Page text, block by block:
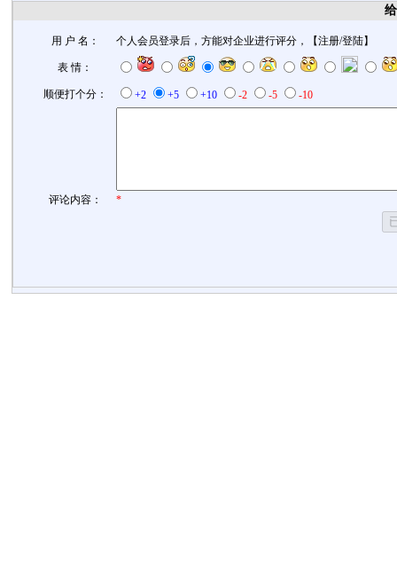
用 户 名： 个人会员登录后，方能对企业进行评分，【注册/登陆】
表 情：
顺便打个分： +2 +5 +10 -2 -5 -10
评论内容： *